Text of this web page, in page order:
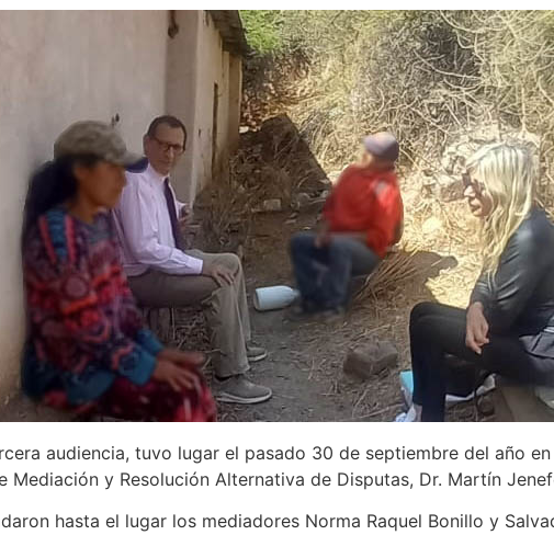
audiencia, tuvo lugar el pasado 30 de septiembre del año
Mediación y Resolución Alternativa de Disputas, Dr. Martín
hasta el lugar los mediadores Norma Raquel Bonillo y